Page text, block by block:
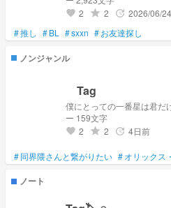
なくてもいいです‼︎話し相
😭💖💖
favorite 2 grade 2 update 2026/06/24
#推し #BL #sxxn #お友達探し
ノンジャンル
Tag
僕にとっての一番星は君だ
ー 159文字
favorite 2 grade 2 update 4日前
#同界隈さんと繋がりたい #オリックス
ノート